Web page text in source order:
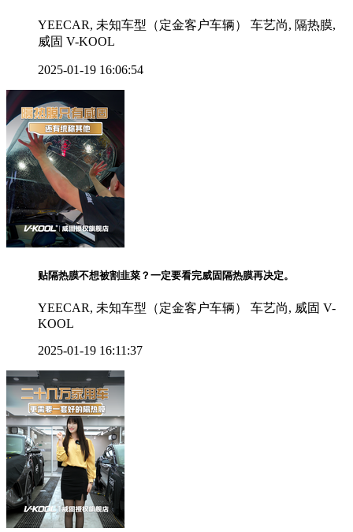
YEECAR, 未知车型（定金客户车辆） 车艺尚, 隔热膜,
威固 V-KOOL
2025-01-19 16:06:54
贴隔热膜不想被割韭菜？一定要看完威固隔热膜再决定。
YEECAR, 未知车型（定金客户车辆） 车艺尚, 威固 V-
KOOL
2025-01-19 16:11:37